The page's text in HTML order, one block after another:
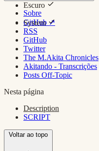
Escuro
System
Sobre
GitHub ↗
RSS
GitHub
Twitter
The M.Akita Chronicles
Akitando - Transcrições
Posts Off-Topic
Nesta página
Description
SCRIPT
Voltar ao topo